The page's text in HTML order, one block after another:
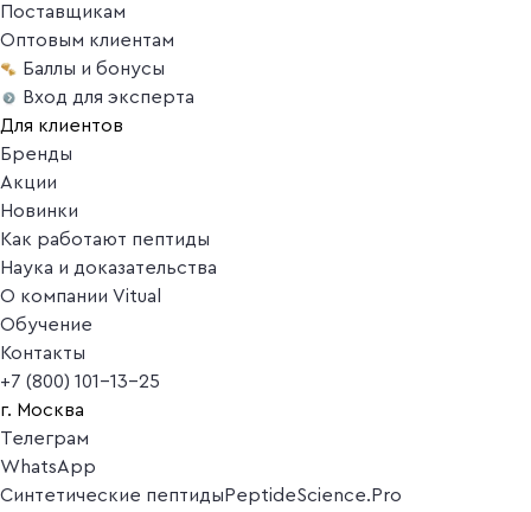
Поставщикам
Оптовым клиентам
Баллы и бонусы
Вход для эксперта
Для клиентов
Бренды
Акции
Новинки
Как работают пептиды
Наука и доказательства
О компании Vitual
Обучение
Контакты
+7 (800) 101-13-25
г. Москва
Телеграм
WhatsApp
Синтетические пептиды PeptideScience.Pro